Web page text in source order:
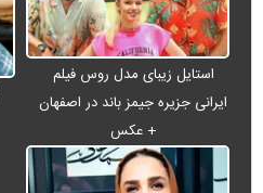
استایل زیبای مدل روس فیلم
ایرانی جزیره جیمز باند در اصفهان
+ عکس